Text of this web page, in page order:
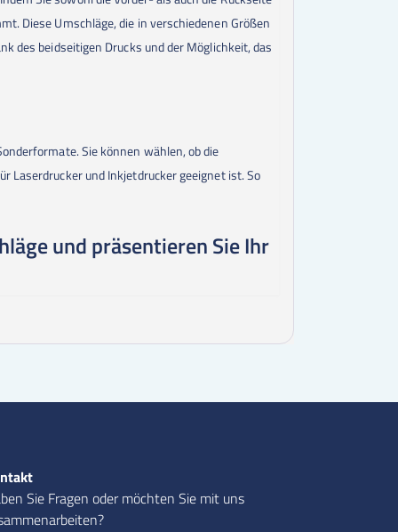
Diese Umschläge, die in verschiedenen Größen
des beidseitigen Drucks und der Möglichkeit, das
Sie können wählen, ob die
Laserdrucker und Inkjetdrucker geeignet ist. So
und präsentieren Sie Ihr
Sie Fragen oder möchten Sie mit uns